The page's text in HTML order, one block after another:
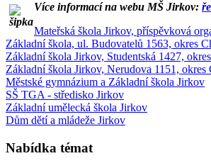
Více informací na webu MŠ Jirkov:
Mateřská škola Jirkov, příspěvková
Základní škola, ul. Budovatelů 1563, okres
Základní škola Jirkov, Studentská 1427,
Základní škola Jirkov, Nerudova 1151, okres
Městské gymnázium a Základní škola Jirkov
SŠ TGA - středisko Jirkov
Základní umělecká škola Jirkov
Dům dětí a mládeže Jirkov
Nabídka témat